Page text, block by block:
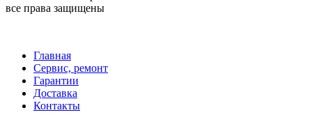
все права защищены
Главная
Сервис, ремонт
Гарантии
Доставка
Контакты